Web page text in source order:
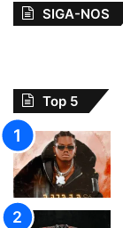
SIGA-NOS
Top 5